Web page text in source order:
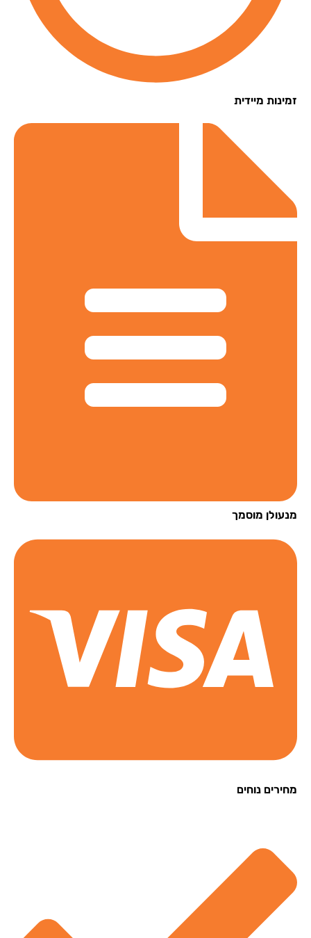
מיידית
מוסמך
נוחים